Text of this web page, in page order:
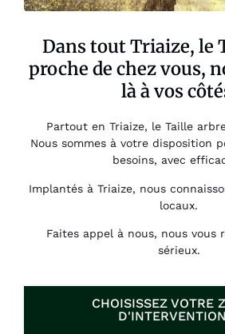
Dans tout Triaize, le
proche de chez vous,
là à vos
Partout en Triaize, le Taille
Nous sommes à votre disposition
besoins, avec
Implantés à Triaize, nous
locaux.
Faites appel à nous, nous vous
sérieux.
CHOISISSEZ VOTRE
D'INTERVENTION